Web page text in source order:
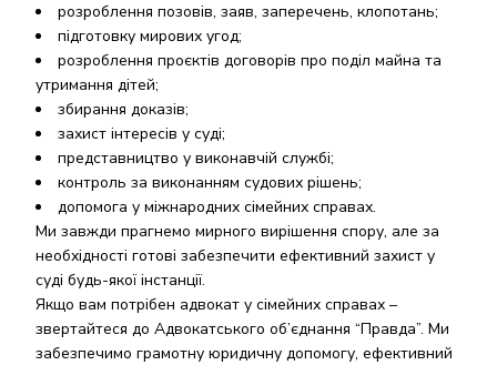
розроблення позовів, заяв, заперечень, клопотань;
підготовку мирових угод;
розроблення проєктів договорів про поділ майна та
утримання дітей;
збирання доказів;
захист інтересів у суді;
представництво у виконавчій службі;
контроль за виконанням судових рішень;
допомога у міжнародних сімейних справах.
Ми завжди прагнемо мирного вирішення спору, але за
необхідності готові забезпечити ефективний захист у
суді будь-якої інстанції.
Якщо вам потрібен адвокат у сімейних справах –
звертайтеся до Адвокатського об’єднання “Правда”. Ми
забезпечимо грамотну юридичну допомогу, ефективний